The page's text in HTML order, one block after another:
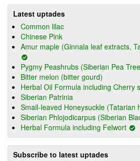
Latest uptades
Common lilac
Chinese Pink
Amur maple (Ginnala leaf extracts,
Pygmy Peashrubs (Siberian Pea
Bitter melon (bitter gourd)
Herbal Oil Formula including Cherry
Siberian Patrinia
Small-leaved Honeysuckle (Tatarian
Siberian Phlojodicarpus (Siberian
Herbal Formula including Felwort
Subscribe to latest uptades